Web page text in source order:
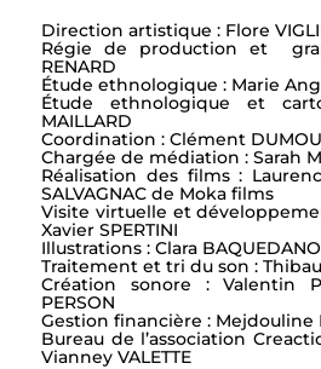
Direction artistique : Flore
Régie de production et
RENARD
Étude ethnologique : Marie
Étude ethnologique et
MAILLARD
Coordination : Clément
Chargée de médiation : Sarah
Réalisation des films :
SALVAGNAC de Moka films
Visite virtuelle et
Xavier SPERTINI
Illustrations : Clara BAQUEDANO
Traitement et tri du son :
Création sonore : Valentin
PERSON
Gestion financière : Mejdouline
Bureau de l’association
Vianney VALETTE